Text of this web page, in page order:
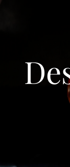
INFORMACIÓN
NORMATIVIDAD
CUENTA
CUENTA